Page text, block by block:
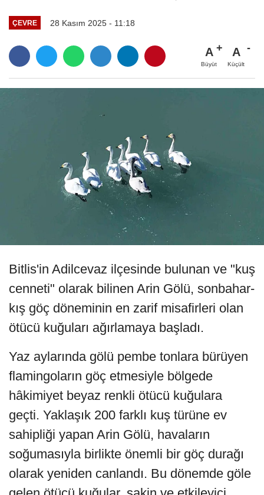
ÇEVRE 28 Kasım 2025 - 11:18
A
Büyüt
A
Küçült
Bitlis'in Adilcevaz ilçesinde bulunan ve "kuş
cenneti" olarak bilinen Arin Gölü, sonbahar-
kış göç döneminin en zarif misafirleri olan
ötücü kuğuları ağırlamaya başladı.
Yaz aylarında gölü pembe tonlara bürüyen
flamingoların göç etmesiyle bölgede
hâkimiyet beyaz renkli ötücü kuğulara
geçti. Yaklaşık 200 farklı kuş türüne ev
sahipliği yapan Arin Gölü, havaların
soğumasıyla birlikte önemli bir göç durağı
olarak yeniden canlandı. Bu dönemde göle